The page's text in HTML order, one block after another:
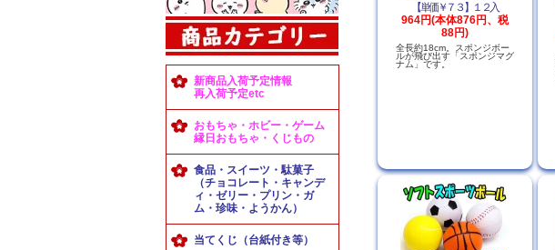
新商品入荷予定情報
再入荷予定etc
おもちゃ・ホビー・ゲーム
縁日おもちゃ・くじもの
食品・スイーツ・駄菓子
（チョコレート・キャンデ
ィ・ゼリー・プリン・ガ
ム・珍味・ようかん）
当てくじ（台紙付き等）
【単価￥７３】１２入
964円(本体876円、税
88円)
全長約18cm。スポンジボー
ルが飛び出す「スポンジマグ
ナム」です。